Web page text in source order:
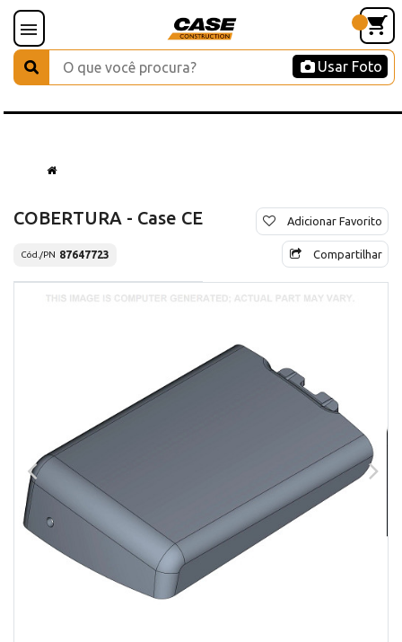
Usar Foto
COBERTURA - Case CE
Cód./PN 87647723
Adicionar Favorito
Compartilhar